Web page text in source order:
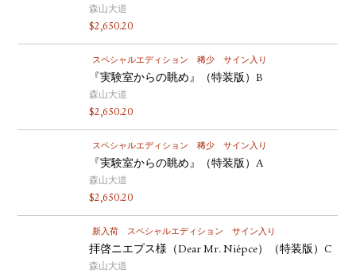
森山大道
$2,650.20
スペシャルエディション 稀少 サイン入り
『実験室からの眺め』（特装版）B
森山大道
$2,650.20
スペシャルエディション 稀少 サイン入り
『実験室からの眺め』（特装版）A
森山大道
$2,650.20
新入荷 スペシャルエディション サイン入り
拝啓ニエプス様（Dear Mr. Niépce）（特装版）C
森山大道